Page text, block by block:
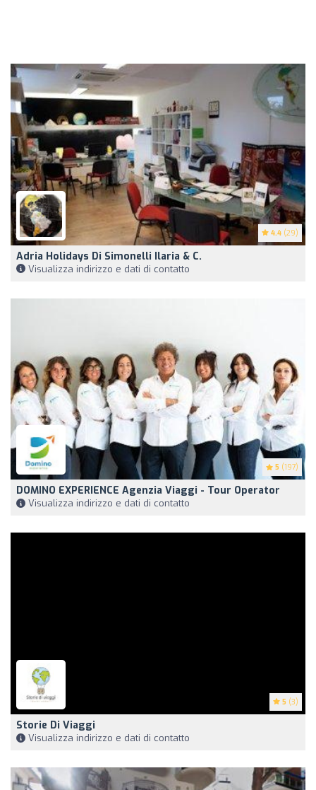
4.4 (29)
Adria Holidays Di Simonelli Ilaria & C.
Visualizza indirizzo e dati di contatto
5 (197)
DOMINO EXPERIENCE Agenzia Viaggi - Tour Operator
Visualizza indirizzo e dati di contatto
5 (3)
Storie Di Viaggi
Visualizza indirizzo e dati di contatto